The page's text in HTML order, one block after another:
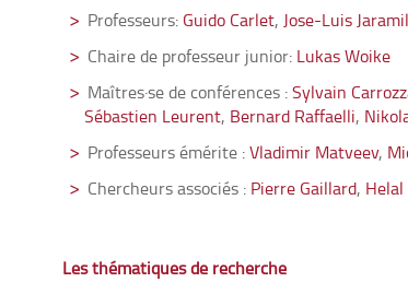
Professeurs: Guido Carlet, Jose-Luis
Chaire de professeur junior: Lukas Woike
Maîtres·se de conférences :Sylvain
Sébastien Leurent, Bernard Raffaelli,
Professeurs émérite :Vladimir Matveev,
Chercheurs associés : Pierre Gaillard,
Les thématiques de recherche